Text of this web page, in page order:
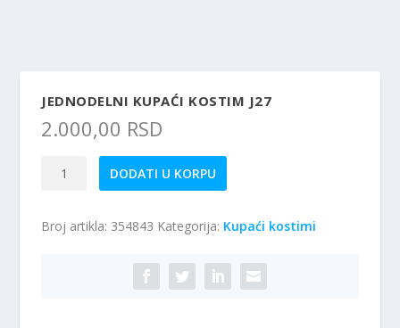
JEDNODELNI KUPAĆI KOSTIM J27
2.000,00 RSD
J27
DODATI U KORPU
Broj artikla: 354843 Kategorija: Kupaći kostimi